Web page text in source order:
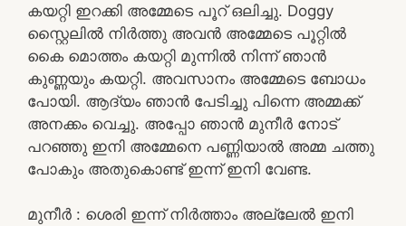
കയറ്റി ഇറക്കി അമ്മേടെ പൂറ് ഒലിച്ചു. Doggy
സ്റ്റൈലിൽ നിർത്തു അവൻ അമ്മേടെ പൂറ്റിൽ
കൈ മൊത്തം കയറ്റി മുന്നിൽ നിന്ന് ഞാൻ
കുണ്ണയും കയറ്റി. അവസാനം അമ്മേടെ ബോധം
പോയി. ആദ്യം ഞാൻ പേടിച്ചു പിന്നെ അമ്മക്ക്
അനക്കം വെച്ചു. അപ്പോ ഞാൻ മുനീർ നോട്
പറഞ്ഞു ഇനി അമ്മേനെ പണ്ണിയാൽ അമ്മ ചത്തു
പോകും അതുകൊണ്ട് ഇന്ന് ഇനി വേണ്ട.
മുനീർ : ശെരി ഇന്ന് നിർത്താം അല്ലേൽ ഇനി